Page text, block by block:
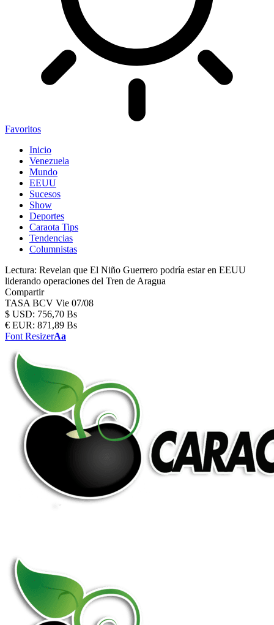
Favoritos
Inicio
Venezuela
Mundo
EEUU
Sucesos
Show
Deportes
Caraota Tips
Tendencias
Columnistas
Lectura: Revelan que El Niño Guerrero podría estar en EEUU
liderando operaciones del Tren de Aragua
Compartir
TASA BCV Vie 07/08
$ USD: 756,70 Bs
€ EUR: 871,89 Bs
Font ResizerAa